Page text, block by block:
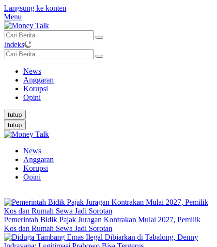
Langsung ke konten
Menu
Indeks
News
Anggaran
Korupsi
Opini
tutup
tutup
News
Anggaran
Korupsi
Opini
Pemerintah Bidik Pajak Juragan Kontrakan Mulai 2027, Pemilik
Kos dan Rumah Sewa Jadi Sorotan